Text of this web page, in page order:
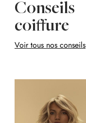
Conseils
coiffure
Voir tous nos conseils